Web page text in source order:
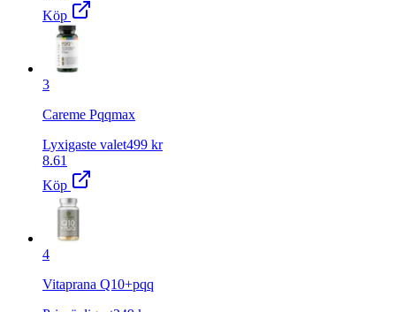
Köp
3
Careme Pqqmax
Lyxigaste valet499 kr
8.61
Köp
4
Vitaprana Q10+pqq